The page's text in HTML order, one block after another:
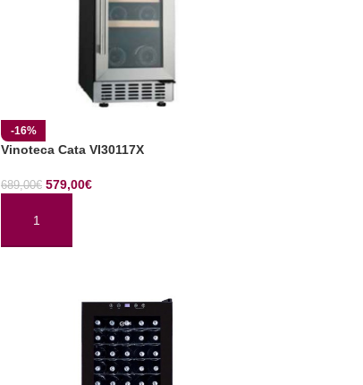
-16%
Vinoteca Cata VI30117X
689,00€ 579,00€
AÑADIR AL CARRITO